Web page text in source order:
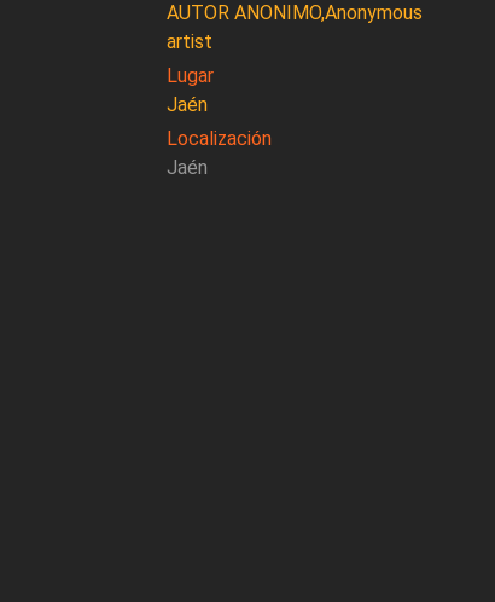
AUTOR ANONIMO,Anonymous
artist
Lugar
Jaén
Localización
Jaén